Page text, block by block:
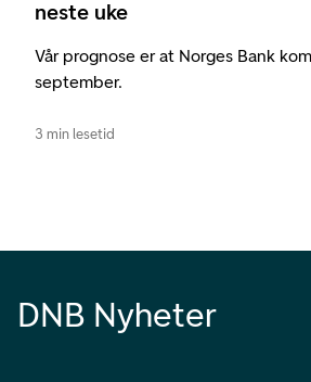
neste uke
Vår prognose er at Norges Bank
september.
3 min lesetid
DNB Nyheter